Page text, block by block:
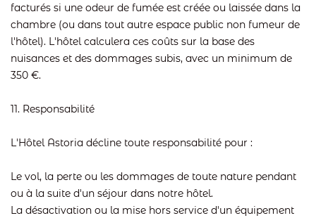
facturés si une odeur de fumée est créée ou laissée dans la
chambre (ou dans tout autre espace public non fumeur de
l'hôtel). L'hôtel calculera ces coûts sur la base des
nuisances et des dommages subis, avec un minimum de
350 €.
11. Responsabilité
L'Hôtel Astoria décline toute responsabilité pour :
Le vol, la perte ou les dommages de toute nature pendant
ou à la suite d'un séjour dans notre hôtel.
La désactivation ou la mise hors service d'un équipement